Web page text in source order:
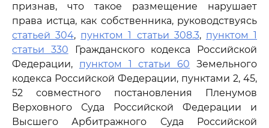
признав, что такое размещение нарушает
права истца, как собственника, руководствуясь
статьей 304, пунктом 1 статьи 308.3, пунктом 1
статьи 330 Гражданского кодекса Российской
Федерации, пунктом 1 статьи 60 Земельного
кодекса Российской Федерации, пунктами 2, 45,
52 совместного постановления Пленумов
Верховного Суда Российской Федерации и
Высшего Арбитражного Суда Российской